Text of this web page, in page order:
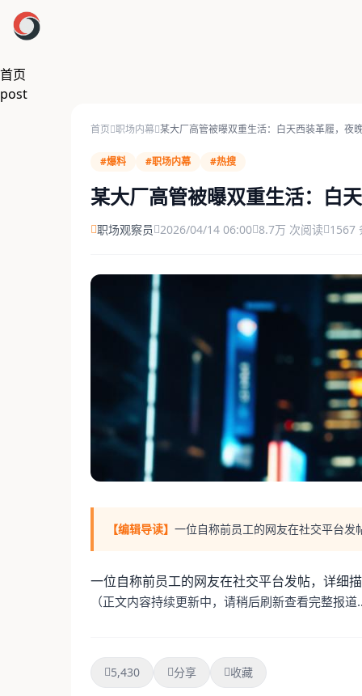
跳过导航
首页
post
首页 职场内幕 某大厂高管被曝双重生活：白天西装革履，夜
#爆料 #职场内幕 #热搜
某大厂高管被曝双重生活：白
职场观察员 2026/04/14 06:00 8.7万 次阅读 1567
【编辑导读】 一位自称前员工的网友在社交平台
一位自称前员工的网友在社交平台发帖，详细
（正文内容持续更新中，请稍后刷新查看完整报道
5,430 分享 收藏